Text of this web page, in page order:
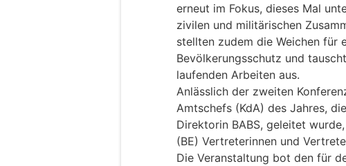
erneut im Fokus, dieses Mal
zivilen und militärischen
stellten zudem die Weichen für
Bevölkerungsschutz und
laufenden Arbeiten aus.
Anlässlich der zweiten
Amtschefs (KdA) des Jahres,
Direktorin BABS, geleitet
(BE) Vertreterinnen und
Die Veranstaltung bot den für